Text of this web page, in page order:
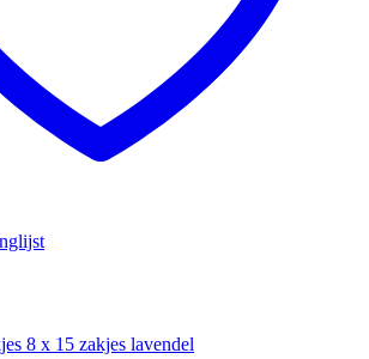
8 x 15 zakjes lavendel